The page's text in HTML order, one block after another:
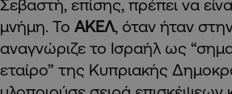
Σεβαστή, επίσης, πρέπει να
μνήμη. Το ΑΚΕΛ, όταν ήταν
αναγνώριζε το Ισραήλ ως
εταίρο” της Κυπριακής